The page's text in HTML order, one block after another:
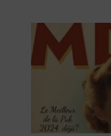
PANGOLINA.COM